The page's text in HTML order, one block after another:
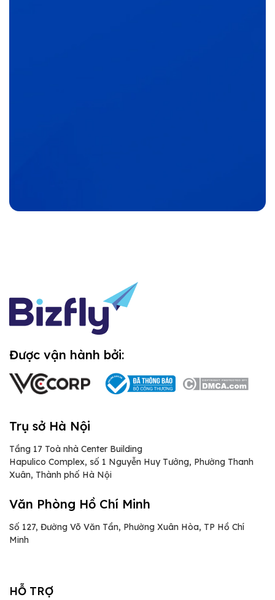
Được vận hành bởi:
Trụ sở Hà Nội
Tầng 17 Toà nhà Center Building
Hapulico Complex, số 1 Nguyễn Huy Tưởng, Phường Thanh
Xuân, Thành phố Hà Nội
Văn Phòng Hồ Chí Minh
Số 127, Đường Võ Văn Tần, Phường Xuân Hòa, TP Hồ Chí
Minh
HỖ TRỢ